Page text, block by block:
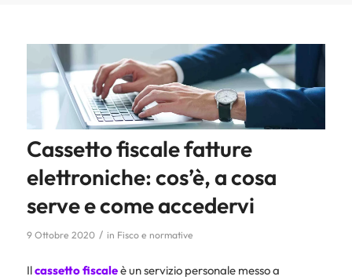
Cassetto fiscale fatture
elettroniche: cos’è, a cosa
serve e come accedervi
9 Ottobre 2020 / in Fisco e normative
Ilcassetto fiscaleè un servizio personale messo a